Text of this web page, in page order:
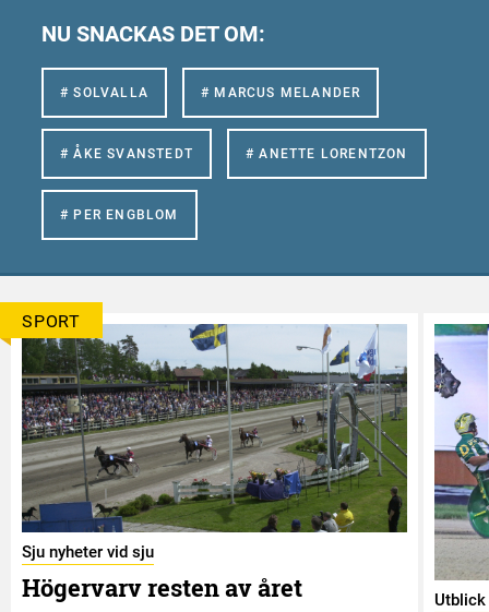
NU SNACKAS DET OM:
# SOLVALLA # MARCUS MELANDER
# ÅKE SVANSTEDT # ANETTE LORENTZON
# PER ENGBLOM
SPORT
Sju nyheter vid sju
Högervarv resten av året Utblick